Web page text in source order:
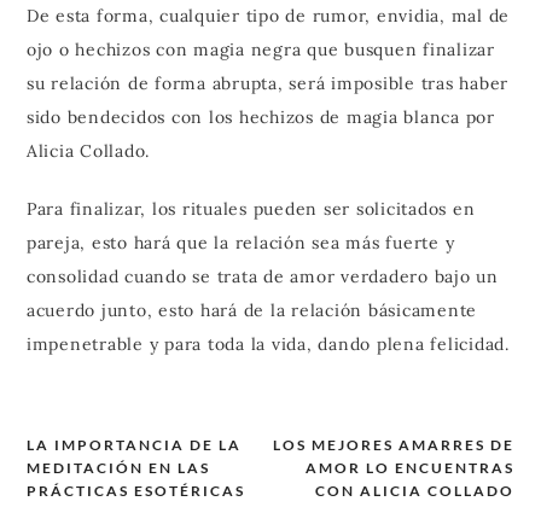
De esta forma, cualquier tipo de rumor, envidia, mal de
ojo o hechizos con magia negra que busquen finalizar
su relación de forma abrupta, será imposible tras haber
sido bendecidos con los hechizos de magia blanca por
Alicia Collado.
Para finalizar, los rituales pueden ser solicitados en
pareja, esto hará que la relación sea más fuerte y
consolidad cuando se trata de amor verdadero bajo un
acuerdo junto, esto hará de la relación básicamente
impenetrable y para toda la vida, dando plena felicidad.
Navegación
LOS MEJORES AMARRES DE
AMOR LO ENCUENTRAS
CON ALICIA COLLADO
LA IMPORTANCIA DE LA
MEDITACIÓN EN LAS
PRÁCTICAS ESOTÉRICAS